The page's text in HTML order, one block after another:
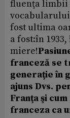
fluenţa limbii
fost ultima
a fost:în
miere!
franceză se
generaţie în
ajuns Dvs.
Franţa şi
franceza ca